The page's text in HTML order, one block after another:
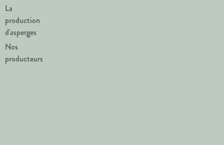
La
production
d'asperges
Nos
producteurs